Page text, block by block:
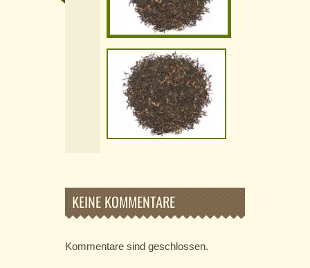
KEINE KOMMENTARE
Kommentare sind geschlossen.